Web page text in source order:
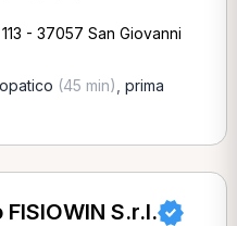
- 37057 San Giovanni
(45 min) prima
S.r.l.